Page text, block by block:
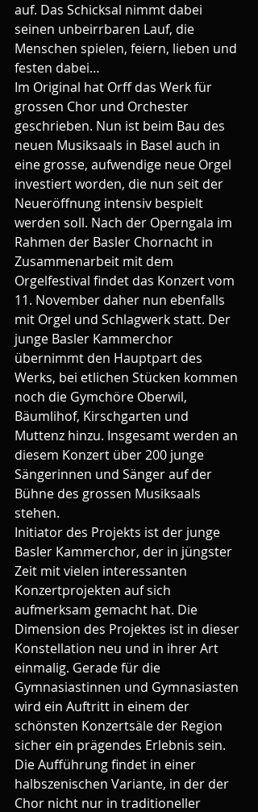
auf. Das Schicksal nimmt dabei
seinen unbeirrbaren Lauf, die
Menschen spielen, feiern, lieben und
festen dabei…
Im Original hat Orff das Werk für
grossen Chor und Orchester
geschrieben. Nun ist beim Bau des
neuen Musiksaals in Basel auch in
eine grosse, aufwendige neue Orgel
investiert worden, die nun seit der
Neueröffnung intensiv bespielt
werden soll. Nach der Operngala im
Rahmen der Basler Chornacht in
Zusammenarbeit mit dem
Orgelfestival findet das Konzert vom
11. November daher nun ebenfalls
mit Orgel und Schlagwerk statt. Der
junge Basler Kammerchor
übernimmt den Hauptpart des
Werks, bei etlichen Stücken kommen
noch die Gymchöre Oberwil,
Bäumlihof, Kirschgarten und
Muttenz hinzu. Insgesamt werden an
diesem Konzert über 200 junge
Sängerinnen und Sänger auf der
Bühne des grossen Musiksaals
stehen.
Initiator des Projekts ist der junge
Basler Kammerchor, der in jüngster
Zeit mit vielen interessanten
Konzertprojekten auf sich
aufmerksam gemacht hat. Die
Dimension des Projektes ist in dieser
Konstellation neu und in ihrer Art
einmalig. Gerade für die
Gymnasiastinnen und Gymnasiasten
wird ein Auftritt in einem der
schönsten Konzertsäle der Region
sicher ein prägendes Erlebnis sein.
Die Aufführung findet in einer
halbszenischen Variante, in der der
Chor nicht nur in traditioneller